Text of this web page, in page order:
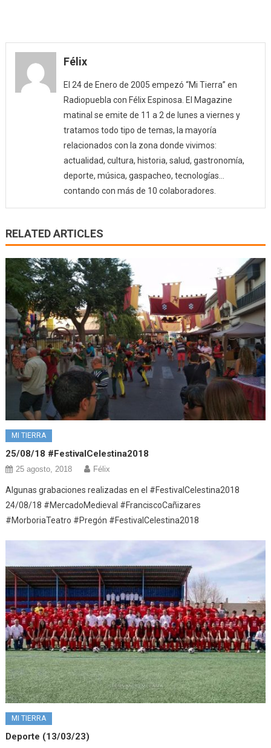
Félix
El 24 de Enero de 2005 empezó “Mi Tierra” en
Radiopuebla con Félix Espinosa. El Magazine
matinal se emite de 11 a 2 de lunes a viernes y
tratamos todo tipo de temas, la mayoría
relacionados con la zona donde vivimos:
actualidad, cultura, historia, salud, gastronomía,
deporte, música, gaspacheo, tecnologías…
contando con más de 10 colaboradores.
RELATED ARTICLES
MI TIERRA
25/08/18 #FestivalCelestina2018
25 agosto, 2018 Félix
Algunas grabaciones realizadas en el #FestivalCelestina2018
24/08/18 #MercadoMedieval #FranciscoCañizares
#MorboriaTeatro #Pregón #FestivalCelestina2018
MI TIERRA
Deporte (13/03/23)